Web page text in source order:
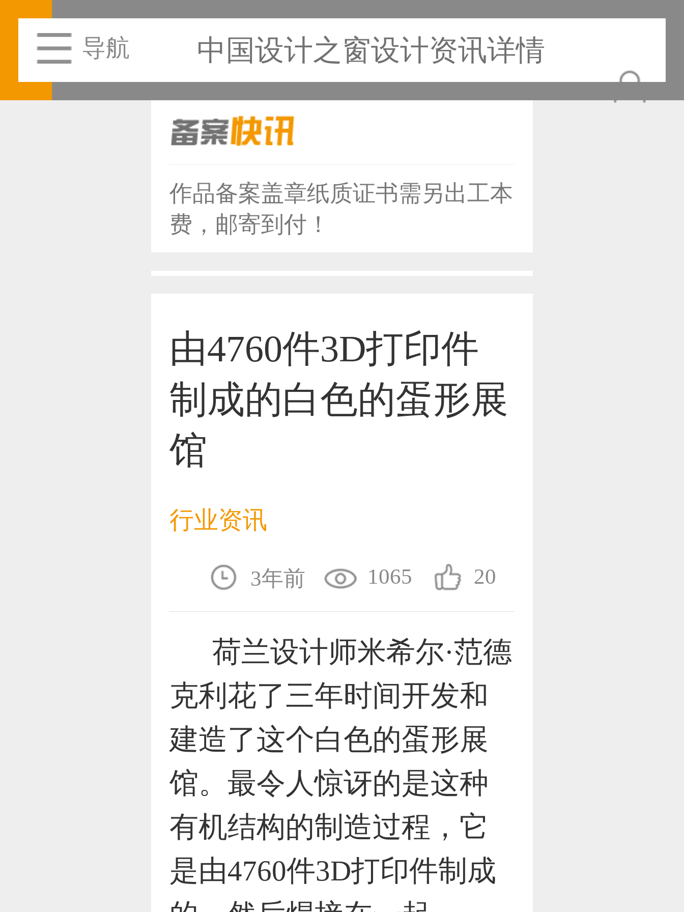
导航 中国设计之窗设计资讯详情
恭喜133****8874用户作品已成功备案！
恭喜136****9807用户作品已成功备案！
恭喜159****4930用户作品已成功备案！
恭喜150****6483用户作品已成功备案！
恭喜131****2473用户作品已成功备案！
恭喜159****4201用户作品已成功备案！
恭喜133****6466用户作品已成功备案！
恭喜131****1475用户作品已成功备案！
更多
作品备案盖章纸质证书需另出工本
费，邮寄到付！
由4760件3D打印件
制成的白色的蛋形展
馆
行业资讯
3年前 1065 20
荷兰设计师米希尔·范德
克利花了三年时间开发和
建造了这个白色的蛋形展
馆。最令人惊讶的是这种
有机结构的制造过程，它
是由4760件3D打印件制成